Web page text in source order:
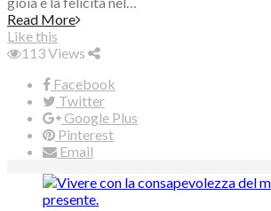
Read More
Like this
113Views
Facebook
Twitter
Google Plus
Pinterest
Email